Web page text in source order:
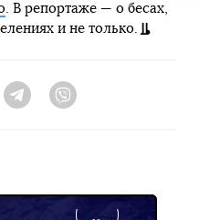
. В репортаже — о бесах,
и не только.
Telegram